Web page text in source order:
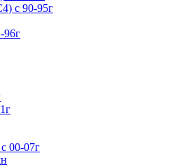
с 90-95г
96г
00-07г